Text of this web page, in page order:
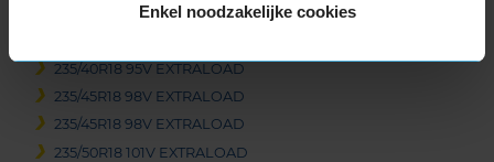
Enkel noodzakelijke cookies
225/60R18 104H EXTRALOAD
235/40R18 95V EXTRALOAD
235/45R18 98V EXTRALOAD
235/45R18 98V EXTRALOAD
235/50R18 101V EXTRALOAD